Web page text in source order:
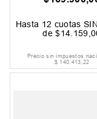
Hasta 12 cuotas
de$14 159 ,
Precio sin impuestos
$ 140.413,22